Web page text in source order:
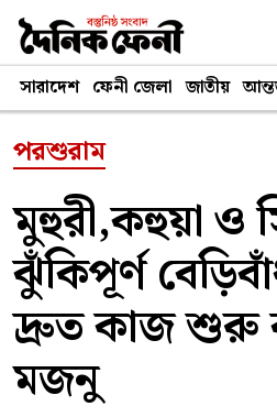
সারাদেশ ফেনী জেলা জাতীয়
পরশুরাম
মুহুরী,কহুয়া ও
ঝুঁকিপূর্ণ
দ্রুত কাজ শুরু
মজনু